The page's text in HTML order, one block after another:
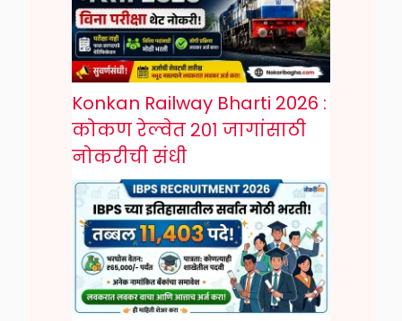
Konkan Railway Bharti 2026 :
कोकण रेल्वेत २०१ जागांसाठी
नोकरीची संधी